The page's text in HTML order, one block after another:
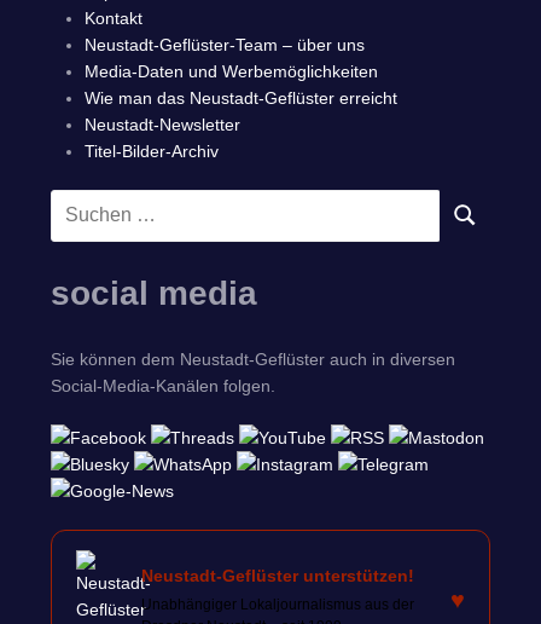
Kontakt
Neustadt-Geflüster-Team – über uns
Media-Daten und Werbemöglichkeiten
Wie man das Neustadt-Geflüster erreicht
Neustadt-Newsletter
Titel-Bilder-Archiv
Suchen
SUCHEN
social media
Sie können dem Neustadt-Geflüster auch in diversen
Social-Media-Kanälen folgen.
Neustadt-Geflüster unterstützen!
Unabhängiger Lokaljournalismus aus der
♥